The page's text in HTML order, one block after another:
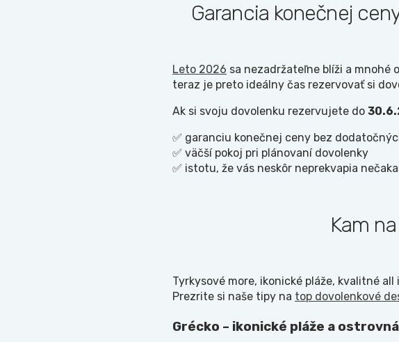
Garancia konečnej
Leto 2026 sa nezadržateľne blíži a mnohé
teraz je preto ideálny čas rezervovať si
Ak si svoju dovolenku rezervujete do
✅ garanciu konečnej ceny bez
✅ väčší pokoj pri plánovaní dovolenky
✅ istotu, že vás neskôr neprekvapia
Kam
Tyrkysové more, ikonické pláže, kvalitné
Prezrite si naše tipy na top dovolenkové
Grécko – ikonické pláže a